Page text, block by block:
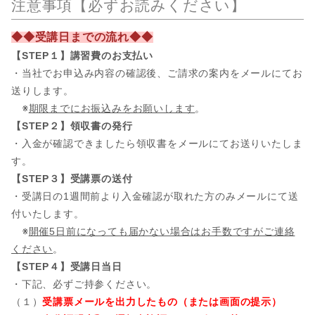
注意事項【必ずお読みください】
◆◆受講日までの流れ◆◆
【STEP１】講習費のお支払い
・当社でお申込み内容の確認後、ご請求の案内をメールにてお
送りします。
※期限までにお振込みをお願いします。
【STEP２】領収書の発行
・入金が確認できましたら領収書をメールにてお送りいたしま
す。
【STEP３】受講票の送付
・受講日の1週間前より入金確認が取れた方のみメールにて送
付いたします。
※開催5日前になっても届かない場合はお手数ですがご連絡
ください 。
【STEP４】受講日当日
・下記、必ずご持参ください。
（１）受講票メールを出力したもの（または画面の提示）